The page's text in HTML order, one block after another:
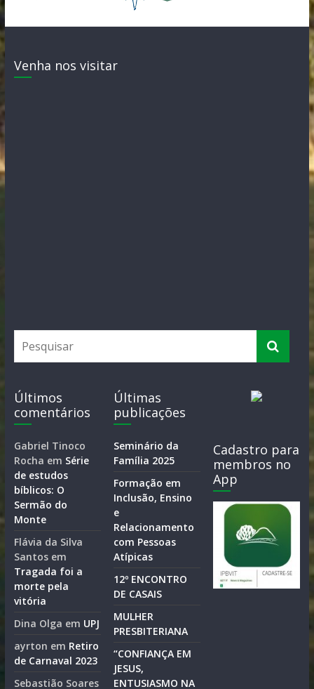
Venha nos visitar
Últimos
comentários
Gabriel Tinoco
Rocha em Série
de estudos
bíblicos: O
Sermão do
Monte
Flávia da Silva
Santosem
Tragada foi a
morte pela
vitória
Dina Olga em UPJ
ayrton em Retiro
de Carnaval 2023
Sebastião Soares
Últimas
publicações
Seminário da
Família 2025
Formação em
Inclusão, Ensino
e
Relacionamento
com Pessoas
Atípicas
12º ENCONTRO
DE CASAIS
MULHER
PRESBITERIANA
“CONFIANÇA EM
JESUS,
ENTUSIASMO NA
Cadastro para
membros no
App